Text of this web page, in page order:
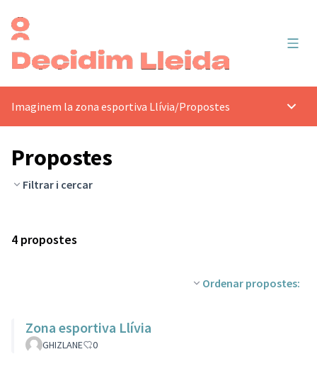
Imaginem la zona esportiva Llívia/Propostes
Propostes
Filtrar i cercar
4 propostes
Ordenar propostes:
Zona esportiva Llívia
GHIZLANE 0